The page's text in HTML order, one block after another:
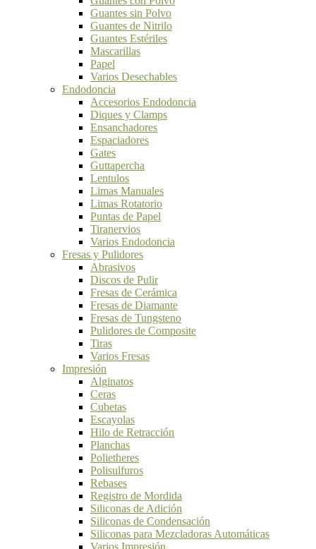
Guantes sin Polvo
Guantes de Nitrilo
Guantes Estériles
Mascarillas
Papel
Varios Desechables
Endodoncia
Accesorios Endodoncia
Diques y Clamps
Ensanchadores
Espaciadores
Gates
Guttapercha
Lentulos
Limas Manuales
Limas Rotatorio
Puntas de Papel
Tiranervios
Varios Endodoncia
Fresas y Pulidores
Abrasivos
Discos de Pulir
Fresas de Cerámica
Fresas de Diamante
Fresas de Tungsteno
Pulidores de Composite
Tiras
Varios Fresas
Impresión
Alginatos
Ceras
Cubetas
Escayolas
Hilo de Retracción
Planchas
Polietheres
Polisulfuros
Rebases
Registro de Mordida
Siliconas de Adición
Siliconas de Condensación
Siliconas para Mezcladoras Automáticas
Varios Impresión